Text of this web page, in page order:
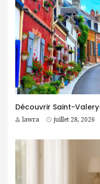
lawra juillet 28, 2026